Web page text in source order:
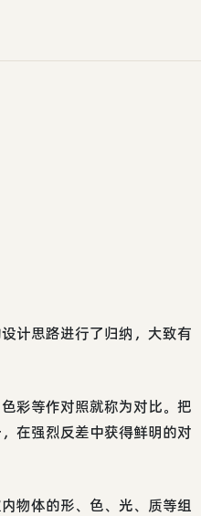
计思路进行了归纳，大致有
彩等作对照就称为对比。把
在强烈反差中获得鲜明的对
物体的形、色、光、质等组